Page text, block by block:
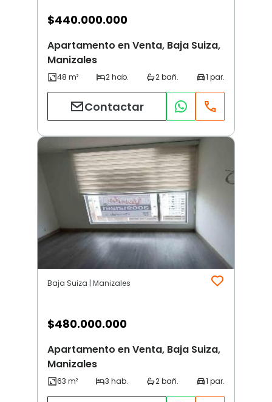
$440.000.000
Apartamento en Venta, Baja Suiza,
Manizales
Contactar
Baja Suiza | Manizales
$480.000.000
Apartamento en Venta, Baja Suiza,
Manizales